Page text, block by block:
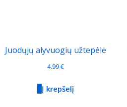
Juodųjų alyvuogių užtepėlė
4.99€
Į krepšelį